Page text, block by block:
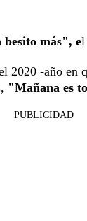
besito más", el
2020 -año en
"Mañana es
PUBLICIDAD